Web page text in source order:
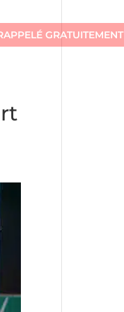
GRATUITEMENT